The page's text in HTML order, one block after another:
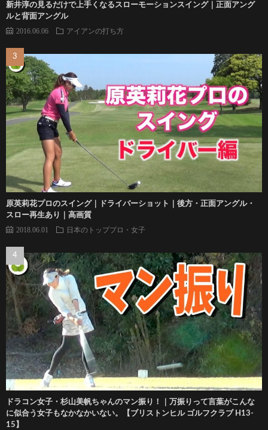
新井淳の見るだけで上手くなるスローモーションスイング｜正面アング
ルと背面アングル
2016.06.06 アイアンの打ち方
原英莉花プロのスイング｜ドライバーショット｜後方・正面アングル・
スロー再生あり｜高画質
2018.06.01 日本のトッププロ・女子
ドラコン女子・杉山美帆ちゃんのマン振り！｜万振りって言葉がこんな
に似合う女子もなかなかいない。【ブリストンヒル ゴルフクラブ H13-
15】